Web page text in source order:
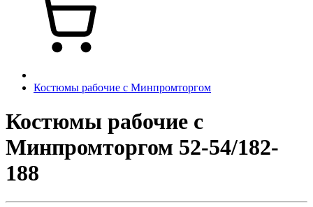
Костюмы рабочие с Минпромторгом
Костюмы рабочие с
Минпромторгом 52-54/182-
188